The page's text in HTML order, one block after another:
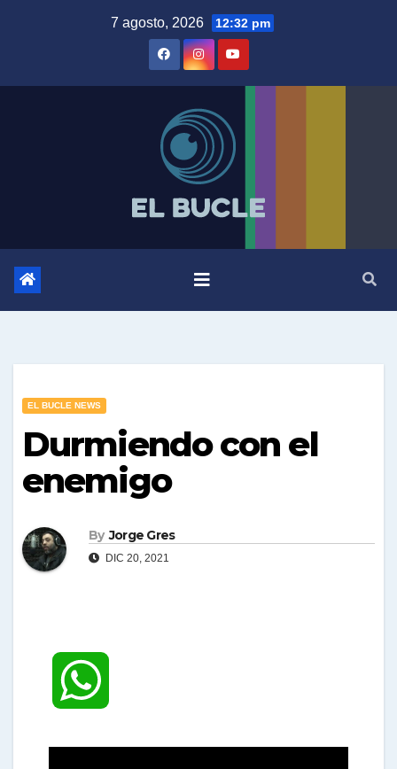
7 agosto, 2026 12:32 pm
EL BUCLE NEWS
Durmiendo con el
enemigo
By Jorge Gres
DIC 20, 2021